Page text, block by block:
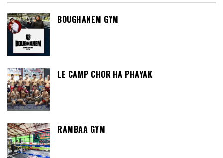
BOUGHANEM GYM
LE CAMP CHOR HA PHAYAK
RAMBAA GYM